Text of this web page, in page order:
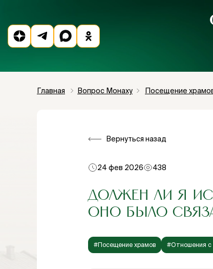
Главная Вопрос Монаху Посещение
Вернуться назад
24 фев 2026 438
ДОЛЖЕН ЛИ Я
ОНО БЫЛО
#Посещение храмов #Отношения с